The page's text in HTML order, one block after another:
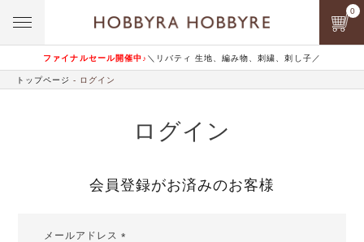
ファイナルセール開催中♪ ＼リバティ 生地、編み物、刺繍、刺し子／
0
トップページ ログイン
ログイン
会員登録がお済みのお客様
メールアドレス